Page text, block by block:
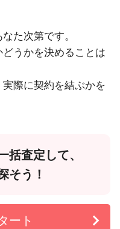
た次第です。
うかを決めることは
際に契約を結ぶかを
括査定して、
そう！
ート